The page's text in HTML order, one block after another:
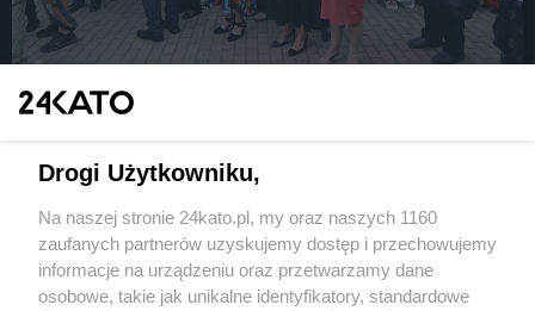
Sówki odsłonięte w Galerii Artystycznej na placu
Wydawca mediów lokalnych
Drogi Użytkowniku,
Na naszej stronie 24kato.pl, my oraz naszych 1160
zaufanych partnerów uzyskujemy dostęp i przechowujemy
informacje na urządzeniu oraz przetwarzamy dane
osobowe, takie jak unikalne identyfikatory, standardowe